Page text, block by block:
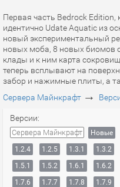
Первая часть Bedrock
идентично Udate Aquatic из
новый экспериментальный
новых моба, 8 новых биомов
клады и к ним карта
теперь всплывают на
забор и нажимные плиты, а
Сервера Майнкрафт →
Версии:
Сервера Майнкрафт Новые
1.2.4
1.2.5 1.3.1 1.3.2
1.5.1
1.5.2 1.6.1 1.6.2
1.7.6
1.7.7 1.7.8 1.7.9